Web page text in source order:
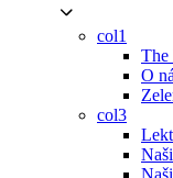
col1
The
O
col3